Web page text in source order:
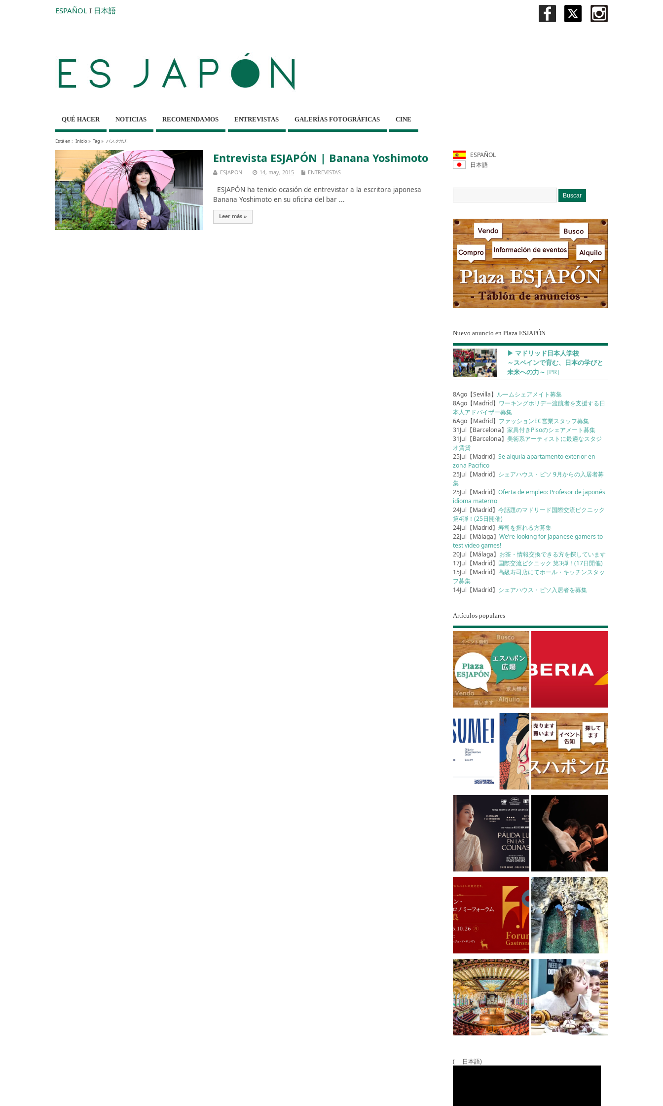
ESPAÑOL I 日本語
QUÉ HACER NOTICIAS RECOMENDAMOS ENTREVISTAS GALERÍAS FOTOGRÁFICAS CINE
Está en : Inicio» Tag » バスク地方
Entrevista ESJAPÓN | Banana Yoshimoto
ESJAPON 14, may, 2015 ENTREVISTAS
ESJAPÓN ha tenido ocasión de entrevistar a la escritora japonesa
Banana Yoshimoto en su oficina del bar ...
Leer más »
ESPAÑOL
日本語
Nuevo anuncio en Plaza ESJAPÓN
▶︎ マドリッド日本人学校
～スペインで育む、日本の学びと
未来への力～ [PR]
8Ago【Sevilla】 ルームシェアメイト募集
8Ago【Madrid】 ワーキングホリデー渡航者を支援する日
本人アドバイザー募集
6Ago【Madrid】 ファッションEC営業スタッフ募集
31Jul【Barcelona】家具付きPisoのシェアメート募集
31Jul【Barcelona】美術系アーティストに最適なスタジ
オ賃貸
25Jul【Madrid】Se alquila apartamento exterior en
zona Pacifico
25Jul【Madrid】 シェアハウス・ピソ 9月からの入居者募
集
25Jul【Madrid】Oferta de empleo: Profesor de japonés
idioma materno
24Jul【Madrid】今話題のマドリード国際交流ピクニック
第4弾！(25日開催)
24Jul【Madrid】寿司を握れる方募集
22Jul【Málaga】We’re looking for Japanese gamers to
test video games!
20Jul【Málaga】 お茶・情報交換できる方を探しています
17Jul【Madrid】 国際交流ピクニック 第3弾！(17日開催)
15Jul【Madrid】高級寿司店にてホール・キッチンスタッ
フ募集
14Jul【Madrid】 シェアハウス・ピソ入居者を募集
Artículos populares
( 日本語)